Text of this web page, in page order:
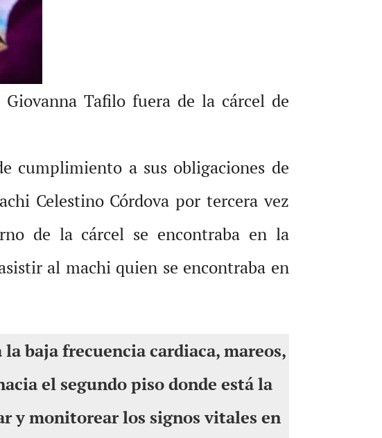
Tafilo fuera de la cárcel de
cumplimiento a sus obligaciones de
Celestino Córdova por tercera vez
de la cárcel se encontraba en la
al machi quien se encontraba en
baja frecuencia cardiaca, mareos,
el segundo piso donde está la
y monitorear los signos vitales en